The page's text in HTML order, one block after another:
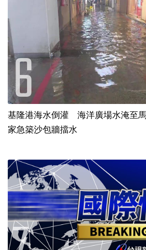
基隆港海水倒灌 海洋廣場水淹至
家急築沙包牆擋水